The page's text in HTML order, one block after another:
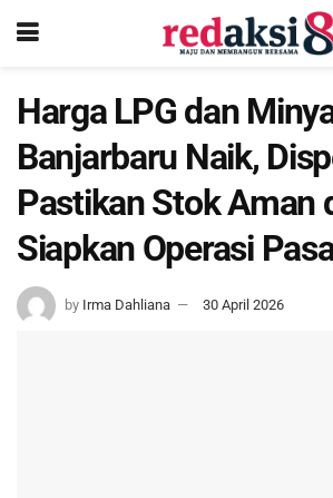
Harga LPG dan
Banjarbaru Naik,
Pastikan Stok Aman
Siapkan Operasi
by Irma Dahliana 30 April 2026